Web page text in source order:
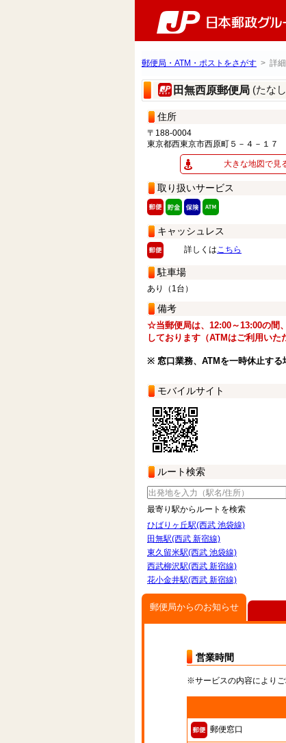
郵便局・ATM・ポストをさがす > 詳
田無西原郵便局 (たな
住所
〒188-0004
東京都西東京市西原町５－４－１７
大きな地図で見
取り扱いサービス
キャッシュレス
詳しくはこちら
駐車場
あり（1台）
備考
☆当郵便局は、12:00～13:00の間
しております（ATMはご利用いた
※ 窓口業務、ATMを一時休止する
モバイルサイト
ルート検索
最寄り駅からルートを検索
ひばりヶ丘駅(西武 池袋線)
田無駅(西武 新宿線)
東久留米駅(西武 池袋線)
西武柳沢駅(西武 新宿線)
花小金井駅(西武 新宿線)
郵便局からのお知らせ
営業時間
※サービスの内容によりご
郵便窓口